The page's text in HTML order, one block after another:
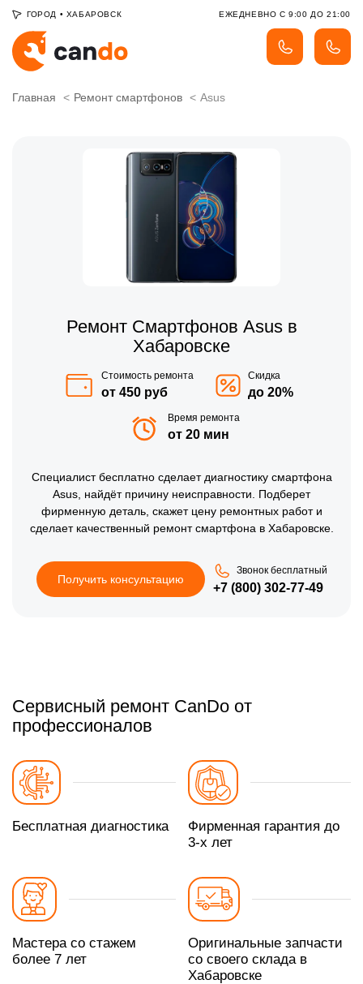
ГОРОД • ХАБАРОВСК ЕЖЕДНЕВНО С 9:00 ДО 21:00
Главная Ремонт смартфонов Asus
Ремонт Смартфонов Asus в
Хабаровске
Стоимость ремонта
от 450 руб
Скидка
до 20%
Время ремонта
от 20 мин
Специалист бесплатно сделает диагностику смартфона
Asus, найдёт причину неисправности. Подберет
фирменную деталь, скажет цену ремонтных работ и
сделает качественный ремонт смартфона в Хабаровске.
Получить консультацию
Звонок бесплатный
+7 (800) 302-77-49
Сервисный ремонт CanDo от
профессионалов
Бесплатная диагностика
Фирменная гарантия до
3-х лет
Мастера со стажем
более 7 лет
Оригинальные запчасти
со своего склада в
Хабаровске